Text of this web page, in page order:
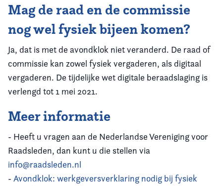
Mag de raad en de commissie
nog wel fysiek bijeen komen?
Ja, dat is met de avondklok niet veranderd. De raad of
commissie kan zowel fysiek vergaderen, als digitaal
vergaderen. De tijdelijke wet digitale beraadslaging is
verlengd tot 1 mei 2021.
Meer informatie
- Heeft u vragen aan de Nederlandse Vereniging voor
Raadsleden, dan kunt u die stellen via
info@raadsleden.nl
- Avondklok: werkgeversverklaring nodig bij fysiek